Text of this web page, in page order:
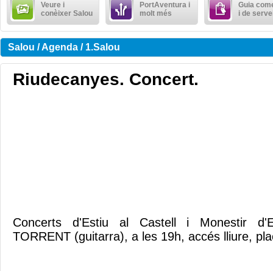
Veure i
conèixer Salou
PortAventura i
molt més
Guia
i de
Salou / Agenda / 1.Salou
Riudecanyes. Concert.
Concerts d'Estiu al Castell i Monestir
TORRENT (guitarra), a les 19h, accés lliure,